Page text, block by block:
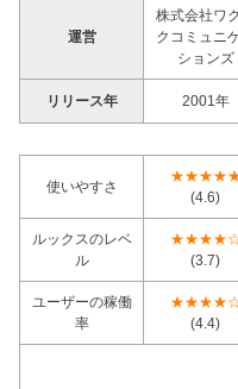
運営
株式会社ワ
クコミュニ
ションズ
リリース年 2001年
使いやすさ
(4.6)
ルックスのレベ
ル
(3.7)
ユーザーの稼働
率
(4.4)